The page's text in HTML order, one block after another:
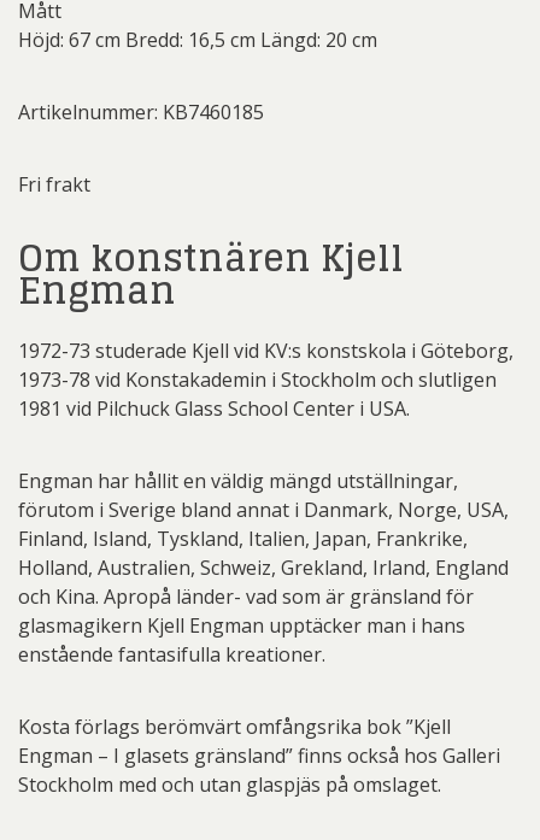
Mått
Höjd: 67 cm Bredd: 16,5 cm Längd: 20 cm
Artikelnummer: KB7460185
Fri frakt
Om konstnären Kjell
Engman
1972-73 studerade Kjell vid KV:s konstskola i Göteborg,
1973-78 vid Konstakademin i Stockholm och slutligen
1981 vid Pilchuck Glass School Center i USA.
Engman har hållit en väldig mängd utställningar,
förutom i Sverige bland annat i Danmark, Norge, USA,
Finland, Island, Tyskland, Italien, Japan, Frankrike,
Holland, Australien, Schweiz, Grekland, Irland, England
och Kina. Apropå länder- vad som är gränsland för
glasmagikern Kjell Engman upptäcker man i hans
enstående fantasifulla kreationer.
Kosta förlags berömvärt omfångsrika bok ”Kjell
Engman – I glasets gränsland” finns också hos Galleri
Stockholm med och utan glaspjäs på omslaget.